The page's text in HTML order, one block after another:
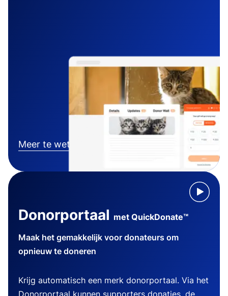
Meer te weten komen
Donorportaal met QuickDonate™
Maak het gemakkelijk voor donateurs om
opnieuw te doneren
Krijg automatisch een merk donorportaal. Via het